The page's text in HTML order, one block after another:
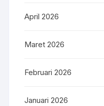
April 2026
Maret 2026
Februari 2026
Januari 2026